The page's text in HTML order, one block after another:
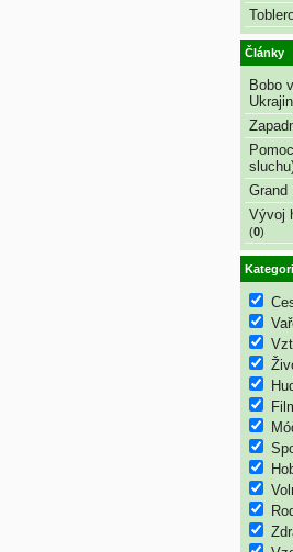
Články
Bobo
Grand
Vývoj
(0)